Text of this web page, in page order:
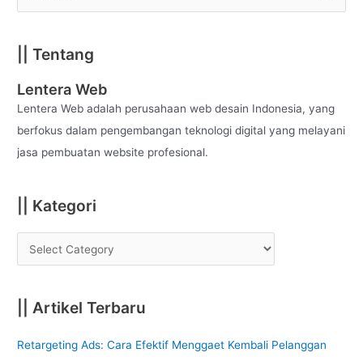
r
c
h
f
o
|| Tentang
Lentera Web
Lentera Web adalah perusahaan web desain Indonesia, yang
berfokus dalam pengembangan teknologi digital yang melayani
jasa pembuatan website profesional.
|| Kategori
|| Artikel Terbaru
Retargeting Ads: Cara Efektif Menggaet Kembali Pelanggan